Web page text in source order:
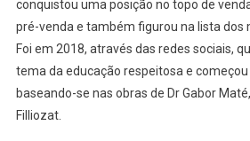
conquistou uma posição no topo de
pré-venda e também figurou na lista dos
Foi em 2018, através das redes sociais,
tema da educação respeitosa e
baseando-se nas obras de Dr Gabor
Filliozat.